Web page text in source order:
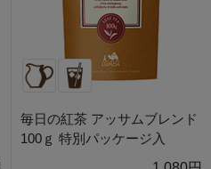
毎日の紅茶 アッサムブレンド
100ｇ 特別パッケージ入